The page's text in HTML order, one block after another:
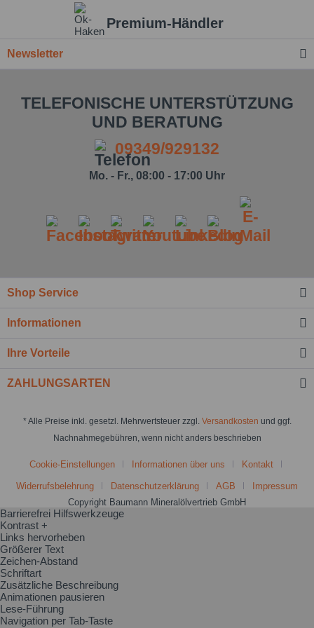
Premium-Händler
Newsletter
TELEFONISCHE UNTERSTÜTZUNG
UND BERATUNG
09349/929132
Mo. - Fr., 08:00 - 17:00 Uhr
Shop Service
Informationen
Ihre Vorteile
ZAHLUNGSARTEN
* Alle Preise inkl. gesetzl. Mehrwertsteuer zzgl. Versandkosten und ggf.
Nachnahmegebühren, wenn nicht anders beschrieben
Cookie-Einstellungen Informationen über uns Kontakt
Widerrufsbelehrung Datenschutzerklärung AGB
Impressum
Copyright Baumann Mineralölvertrieb GmbH
Barrierefrei Hilfswerkzeuge
Kontrast +
Links hervorheben
Größerer Text
Zeichen-Abstand
Schriftart
Zusätzliche Beschreibung
Animationen pausieren
Lese-Führung
Navigation per Tab-Taste